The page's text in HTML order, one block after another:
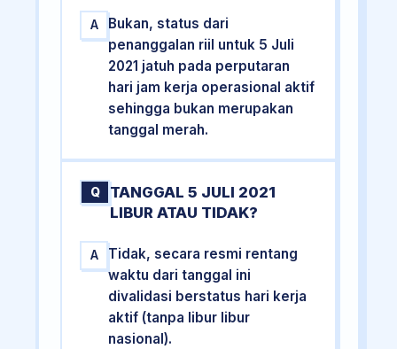
A
Bukan, status dari
penanggalan riil untuk 5 Juli
2021 jatuh pada perputaran
hari jam kerja operasional aktif
sehingga bukan merupakan
tanggal merah.
Q
TANGGAL 5 JULI 2021
LIBUR ATAU TIDAK?
A
Tidak, secara resmi rentang
waktu dari tanggal ini
divalidasi berstatus hari kerja
aktif (tanpa libur libur
nasional).